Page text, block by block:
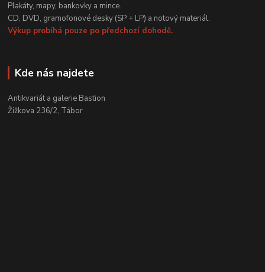
Plakáty, mapy, bankovky a mince.
CD, DVD, gramofonové desky (SP + LP) a notový materiál.
Výkup probíhá pouze po předchozí dohodě.
Kde nás najdete
Antikvariát a galerie Bastion
Žižkova 236/2, Tábor